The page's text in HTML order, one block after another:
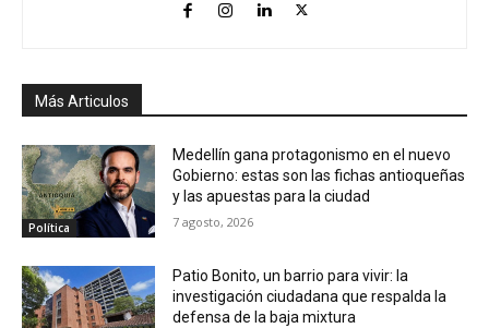
Más Articulos
Política
Medellín gana protagonismo en el nuevo
Gobierno: estas son las fichas antioqueñas
y las apuestas para la ciudad
7 agosto, 2026
Patio Bonito, un barrio para vivir: la
investigación ciudadana que respalda la
defensa de la baja mixtura